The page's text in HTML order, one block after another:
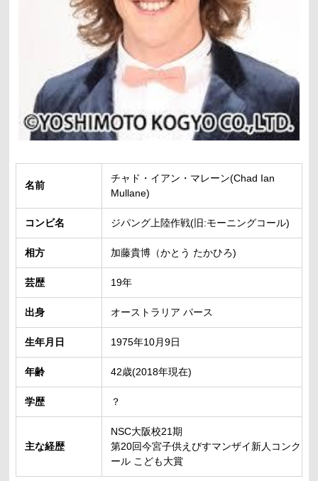
名前
チャド・イアン・マレーン(Chad Ian
Mullane)
コンビ名 ジパング上陸作戦(旧:モーニングコール)
相方 加藤貴博（かとう たかひろ)
芸歴 19年
出身 オーストラリア パース
生年月日 1975年10月9日
年齢 42歳(2018年現在)
学歴 ？
主な経歴
NSC大阪校21期
第20回今宮子供えびすマンザイ新人コンク
ール こども大賞